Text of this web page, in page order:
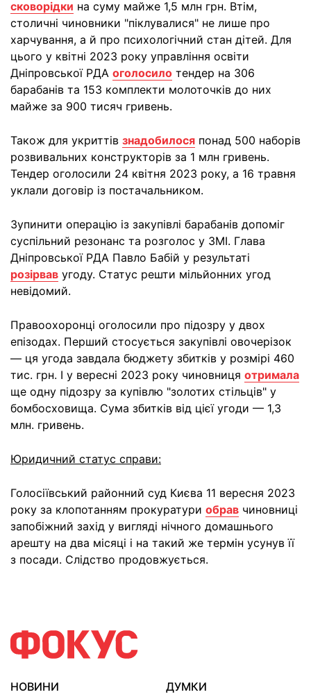
сковорідки на суму майже 1,5 млн грн. Втім,
столичні чиновники "піклувалися" не лише про
харчування, а й про психологічний стан дітей. Для
цього у квітні 2023 року управління освіти
Дніпровської РДА оголосило тендер на 306
барабанів та 153 комплекти молоточків до них
майже за 900 тисяч гривень.
Також для укриттів знадобилося понад 500 наборів
розвивальних конструкторів за 1 млн гривень.
Тендер оголосили 24 квітня 2023 року, а 16 травня
уклали договір із постачальником.
Зупинити операцію із закупівлі барабанів допоміг
суспільний резонанс та розголос у ЗМІ. Глава
Дніпровської РДА Павло Бабій у результаті
розірвав угоду. Статус решти мільйонних угод
невідомий.
Правоохоронці оголосили про підозру у двох
епізодах. Перший стосується закупівлі овочерізок
— ця угода завдала бюджету збитків у розмірі 460
тис. грн. І у вересні 2023 року чиновниця отримала
ще одну підозру за купівлю "золотих стільців" у
бомбосховища. Сума збитків від цієї угоди — 1,3
млн. гривень.
Юридичний статус справи:
Голосіївський районний суд Києва 11 вересня 2023
року за клопотанням прокуратури обрав чиновниці
запобіжний захід у вигляді нічного домашнього
арешту на два місяці і на такий же термін усунув її
з посади. Слідство продовжується.
НОВИНИ
ДУМКИ